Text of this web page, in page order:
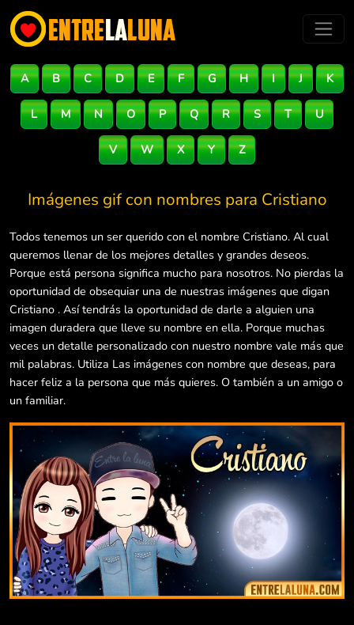
A B C D E F G H I J K
L M N O P Q R S T U
V W X Y Z
Imágenes gif con nombres para Cristiano
Todos tenemos un ser querido con el nombre Cristiano. Al cual
queremos llenar de los mejores detalles y grandes deseos.
Porque está persona significa mucho para nosotros. No pierdas la
oportunidad de obsequiar una de nuestras imágenes que digan
Cristiano . Así tendrás la oportunidad de darle a alguien una
imagen duradera que lleve su nombre en ella. Porque muchas
veces un detalle personalizado con nuestro nombre vale más que
mil palabras. Utiliza Las imágenes con nombre que deseas, para
hacer feliz a la persona que más quieres. O también a un amigo o
un familiar.